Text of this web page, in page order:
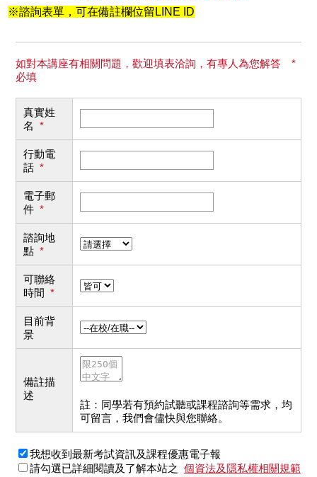
※諮詢表單，可在備註欄位留LINE ID
如對本講座有相關問題，歡迎填表洽詢，有專人為您解答 *
必填
真實姓
名 *
行動電
話 *
電子郵
件 *
諮詢地
點 *
可聯絡
時間 *
目前背
景
備註描
述
註：同學若有預約試聽或課程諮詢等需求，均
可留言，我們會儘快與您聯絡。
我想收到最新考試資訊及課程優惠電子報
請勾選已詳細閱讀及了解本站之 個資法及隱私權相關規範